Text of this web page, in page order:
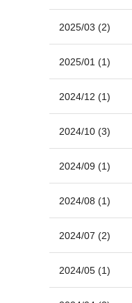
2025/03 (2)
2025/01 (1)
2024/12 (1)
2024/10 (3)
2024/09 (1)
2024/08 (1)
2024/07 (2)
2024/05 (1)